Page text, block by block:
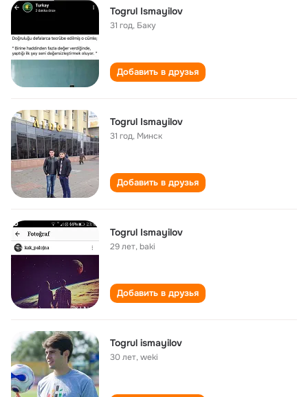
Togrul Ismayilov
31 год, Баку
Добавить в друзья
Togrul Ismayilov
31 год, Минск
Добавить в друзья
Togrul Ismayilov
29 лет,baki
Добавить в друзья
Togrul ismayilov
30 лет,weki